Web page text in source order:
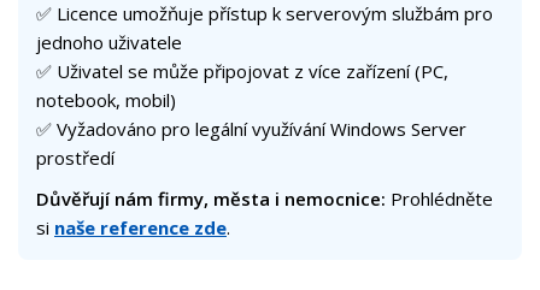
✅ Licence umožňuje přístup k serverovým službám pro
jednoho uživatele
✅ Uživatel se může připojovat z více zařízení (PC,
notebook, mobil)
✅ Vyžadováno pro legální využívání Windows Server
prostředí
Důvěřují nám firmy, města i nemocnice: Prohlédněte
si naše reference zde.